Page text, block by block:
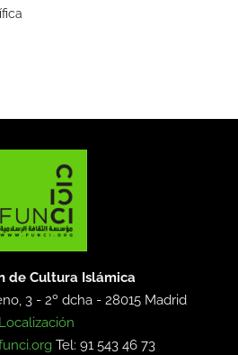
de Cultura Islámica
3 - 2º dcha -28015 Madrid
Localización
Tel: 91 543 46 73